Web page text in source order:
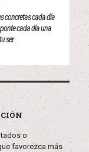
concretas cada día
cada día una
ser.
o
favorezca más